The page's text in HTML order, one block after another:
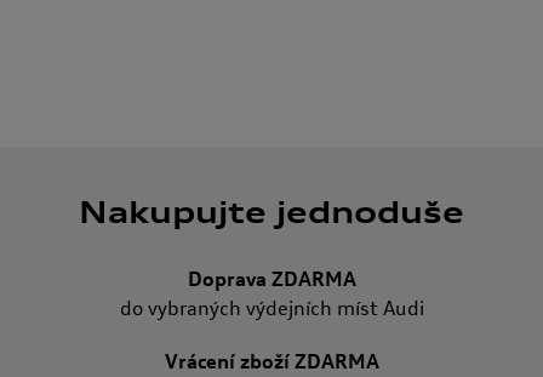
Nakupujte jednoduše
Doprava ZDARMA
do vybraných výdejních míst Audi
Vrácení zboží ZDARMA